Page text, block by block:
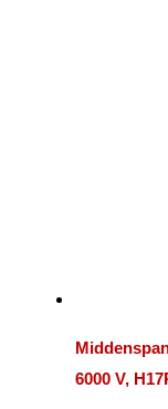
6000 V,